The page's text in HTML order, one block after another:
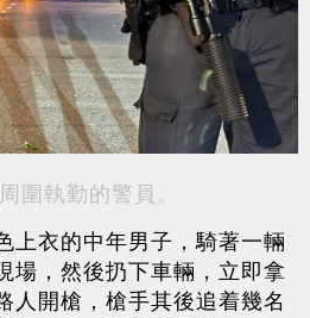
圍執勤的警員。
上衣的中年男子，騎著一輛
場，然後扔下車輛，立即拿
人開槍，槍手其後追着幾名